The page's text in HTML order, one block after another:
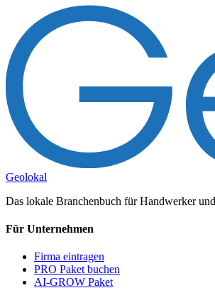
Geolokal
Das lokale Branchenbuch für Handwerker
Für Unternehmen
Firma eintragen
PRO Paket buchen
AI-GROW Paket